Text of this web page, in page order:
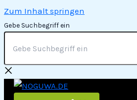
Zum Inhalt springen
Gebe Suchbegriff ein